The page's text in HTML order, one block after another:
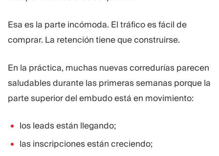
Esa es la parte incómoda. El tráfico es fácil de
comprar. La retención tiene que construirse.
En la práctica, muchas nuevas corredurías parecen
saludables durante las primeras semanas porque la
parte superior del embudo está en movimiento:
los leads están llegando;
las inscripciones están creciendo;